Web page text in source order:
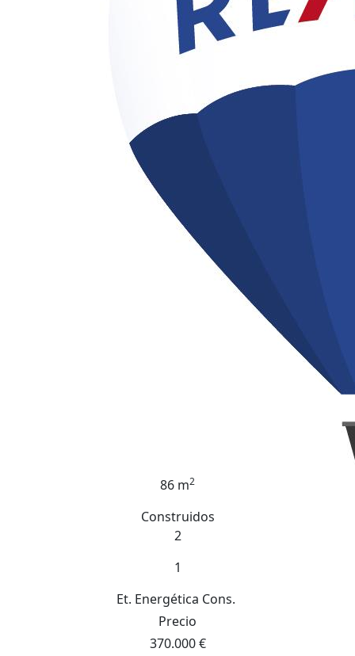
86 m2
Construidos
2
1
Et. Energética Cons.
Precio
370.000 €